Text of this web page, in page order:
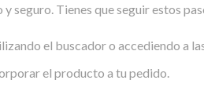
seguro. Tienes que seguir estos
el buscador o accediendo a
el producto a tu pedido.